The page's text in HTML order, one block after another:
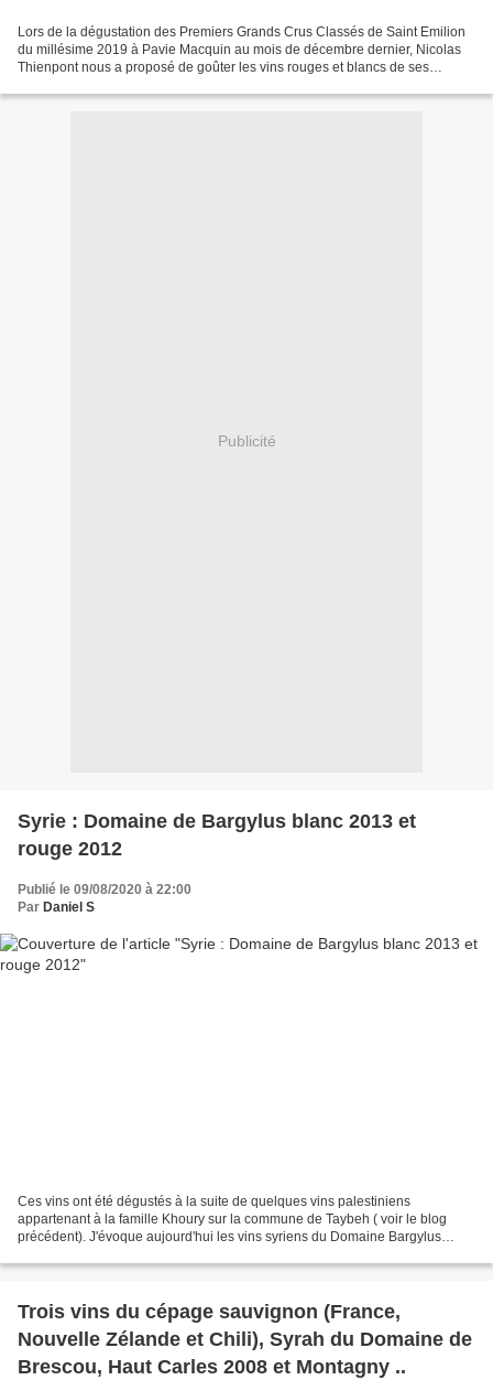
Lors de la dégustation des Premiers Grands Crus Classés de Saint Emilion
du millésime 2019 à Pavie Macquin au mois de décembre dernier, Nicolas
Thienpont nous a proposé de goûter les vins rouges et blancs de ses
Publicité
Syrie : Domaine de Bargylus blanc 2013 et
rouge 2012
Publié le 09/08/2020 à 22:00
Par Daniel S
Ces vins ont été dégustés à la suite de quelques vins palestiniens
appartenant à la famille Khoury sur la commune de Taybeh ( voir le blog
précédent). J'évoque aujourd'hui les vins syriens du Domaine Bargylus
Trois vins du cépage sauvignon (France,
Nouvelle Zélande et Chili), Syrah du Domaine de
Brescou, Haut Carles 2008 et Montagny ..